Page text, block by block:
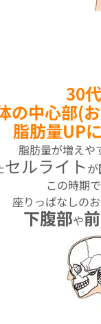
30代
の中心部(
脂肪量UPに
脂肪量が増えや
セルライト が
この時期で
座りっぱなしの
下腹部や